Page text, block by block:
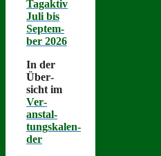
Tagak­tiv
Juli bis
Sep­tem­
ber 2026
In der
Über­
sicht im
Ver­
anstal­
tungskalen­
der